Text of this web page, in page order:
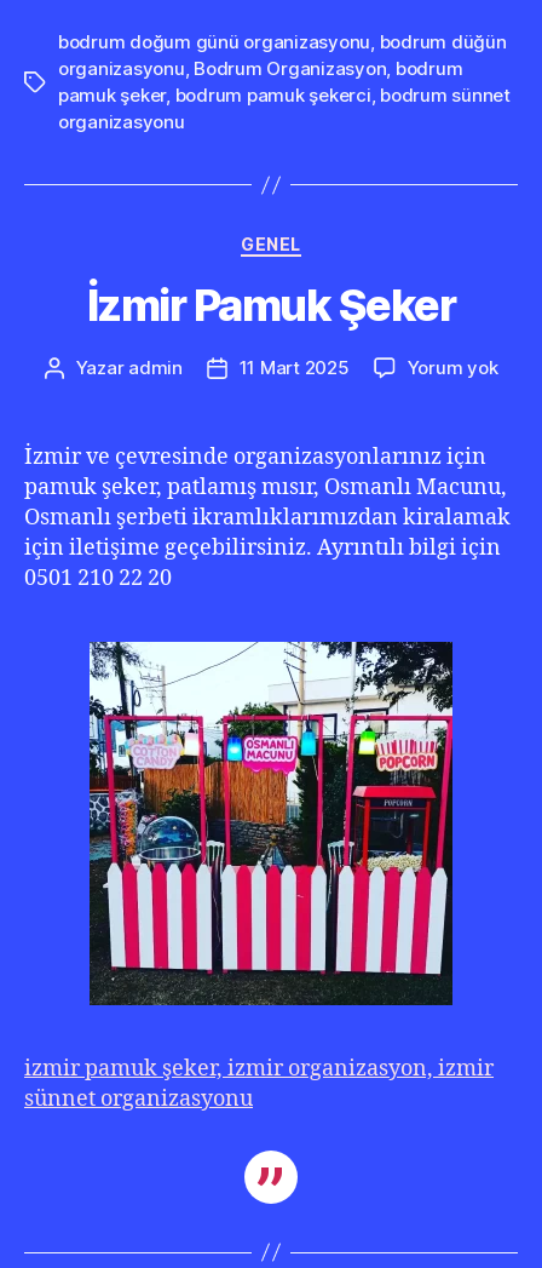
Etiketler
bodrum doğum günü organizasyonu, bodrum düğün
organizasyonu, Bodrum Organizasyon, bodrum
pamuk şeker, bodrum pamuk şekerci, bodrum sünnet
organizasyonu
Kategoriler
GENEL
İzmir Pamuk Şeker
Yazının
Yazar admin
Yazı11 Mart 2025 Yorum yokİzmir
İzmir ve çevresinde organizasyonlarınız için
pamuk şeker, patlamış mısır, Osmanlı Macunu,
Osmanlı şerbeti ikramlıklarımızdan kiralamak
için iletişime geçebilirsiniz. Ayrıntılı bilgi için
0501 210 22 20
izmir pamuk şeker, izmir organizasyon, izmir
sünnet organizasyonu